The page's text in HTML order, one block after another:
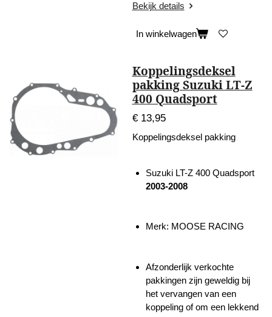
Bekijk details
In winkelwagen
Koppelingsdeksel
pakking Suzuki LT-Z
400 Quadsport
€ 13,95
Koppelingsdeksel pakking
Suzuki LT-Z 400 Quadsport
2003-2008
Merk: MOOSE RACING
Afzonderlijk verkochte
pakkingen zijn geweldig bij
het vervangen van een
koppeling of om een lekkend